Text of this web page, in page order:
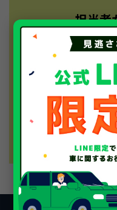
担当者
この度は、数ある
びいただきありが
通じて知っていただ
こと、大変嬉しく思
までのサポートに
フ一同喜んでおりま